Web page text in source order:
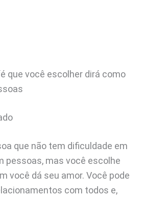
que você escolher dirá como
que não tem dificuldade em
pessoas, mas você escolhe
você dá seu amor. Você pode
com todos e,